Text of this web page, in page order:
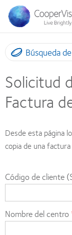
Pasar
contenido
principal
Búsqueda
Solicitud
Factura
Desde esta página
copia de una
Código de cliente
Nombre del centro